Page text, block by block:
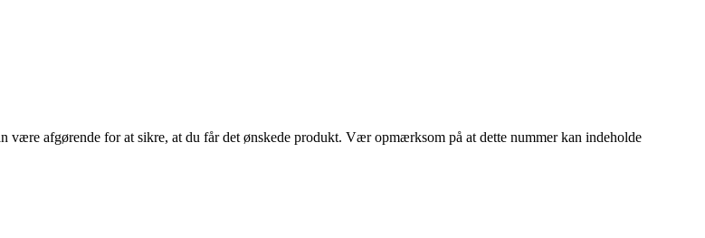
afgørende for at sikre, at du får det ønskede produkt. Vær opmærksom på at dette nummer kan indeholde